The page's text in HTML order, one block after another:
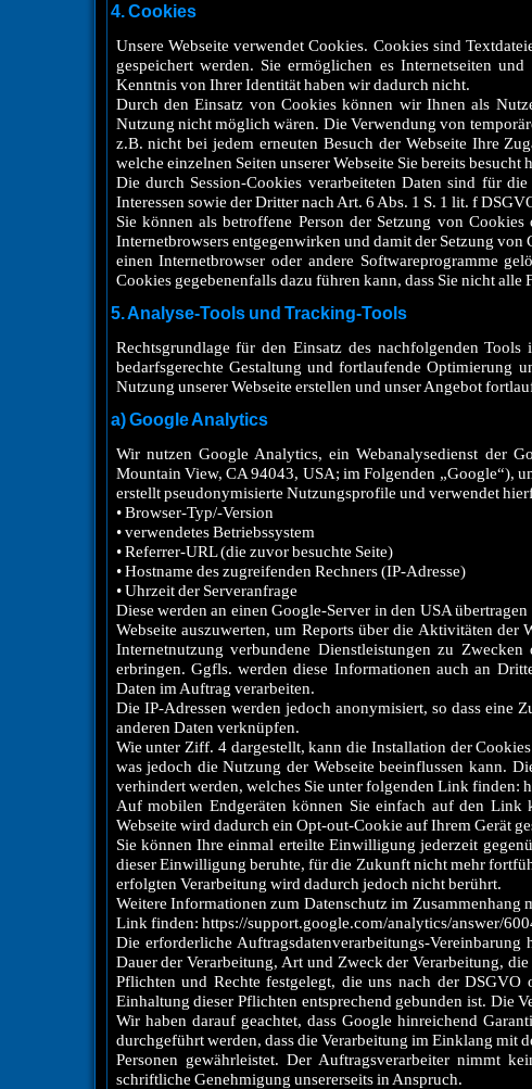
4. Cookies
Unsere Webseite verwendet Cookies. Cookies sind
gespeichert werden. Sie ermöglichen es Internetseiten
Kenntnis von Ihrer Identität haben wir dadurch nicht.
Durch den Einsatz von Cookies können wir Ihnen als
Nutzung nicht möglich wären. Die Verwendung von
z.B. nicht bei jedem erneuten Besuch der Webseite Ihre
welche einzelnen Seiten unserer Webseite Sie bereits
Die durch Session-Cookies verarbeiteten Daten sind für
Interessen sowie der Dritter nach Art. 6 Abs. 1 S. 1 lit. f
Sie können als betroffene Person der Setzung von
Internetbrowsers entgegenwirken und damit der Setzung
einen Internetbrowser oder andere Softwareprogramme
Cookies gegebenenfalls dazu führen kann, dass Sie nicht
5. Analyse-Tools und Tracking-Tools
Rechtsgrundlage für den Einsatz des nachfolgenden
bedarfsgerechte Gestaltung und fortlaufende Optimierung
Nutzung unserer Webseite erstellen und unser Angebot
a) Google Analytics
Wir nutzen Google Analytics, ein Webanalysedienst der
Mountain View, CA 94043, USA; im Folgenden „Google“),
erstellt pseudonymisierte Nutzungsprofile und verwendet
• Browser-Typ/-Version
• verwendetes Betriebssystem
• Referrer-URL (die zuvor besuchte Seite)
• Hostname des zugreifenden Rechners (IP-Adresse)
• Uhrzeit der Serveranfrage
Diese werden an einen Google-Server in den USA
Webseite auszuwerten, um Reports über die Aktivitäten der
Internetnutzung verbundene Dienstleistungen zu
erbringen. Ggfls. werden diese Informationen auch an
Daten im Auftrag verarbeiten.
Die IP-Adressen werden jedoch anonymisiert, so dass
anderen Daten verknüpfen.
Wie unter Ziff. 4 dargestellt, kann die Installation der
was jedoch die Nutzung der Webseite beeinflussen kann.
verhindert werden, welches Sie unter folgenden Link finden:
Auf mobilen Endgeräten können Sie einfach auf den
Webseite wird dadurch ein Opt-out-Cookie auf Ihrem Gerät
Sie können Ihre einmal erteilte Einwilligung jederzeit
dieser Einwilligung beruhte, für die Zukunft nicht mehr
erfolgten Verarbeitung wird dadurch jedoch nicht berührt.
Weitere Informationen zum Datenschutz im
Link finden: https://support.google.com/analytics/answer/
Die erforderliche Auftragsdatenverarbeitungs-
Dauer der Verarbeitung, Art und Zweck der Verarbeitung,
Pflichten und Rechte festgelegt, die uns nach der
Einhaltung dieser Pflichten entsprechend gebunden ist. Die
Wir haben darauf geachtet, dass Google hinreichend
durchgeführt werden, dass die Verarbeitung im Einklang mit
Personen gewährleistet. Der Auftragsverarbeiter nimmt
schriftliche Genehmigung unsererseits in Anspruch.